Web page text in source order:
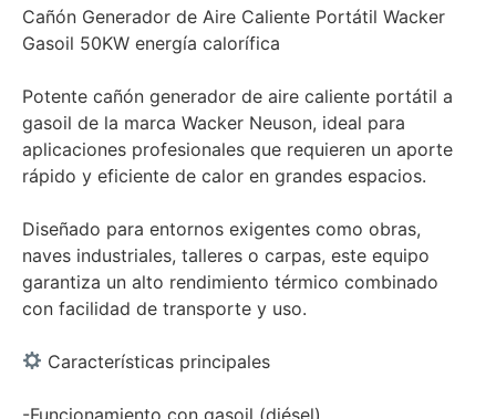
Cañón Generador de Aire Caliente Portátil Wacker
Gasoil 50KW energía calorífica
Potente cañón generador de aire caliente portátil a
gasoil de la marca Wacker Neuson, ideal para
aplicaciones profesionales que requieren un aporte
rápido y eficiente de calor en grandes espacios.
Diseñado para entornos exigentes como obras,
naves industriales, talleres o carpas, este equipo
garantiza un alto rendimiento térmico combinado
con facilidad de transporte y uso.
Características principales
-Funcionamiento con gasoil (diésel)